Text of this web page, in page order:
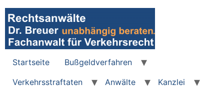
Startseite
Bußgeldverfahren
Verkehrsstraftaten
Anwälte
Kanzlei